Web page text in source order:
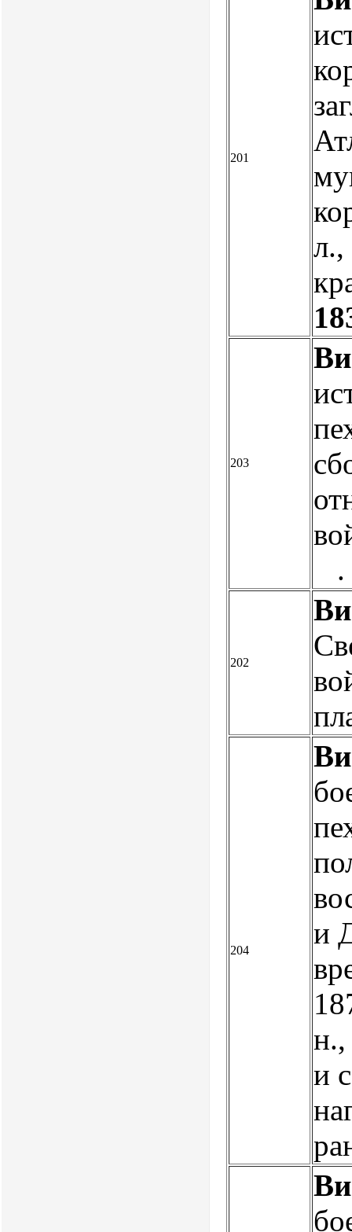
201
л.,
203
.
202
204
и
и